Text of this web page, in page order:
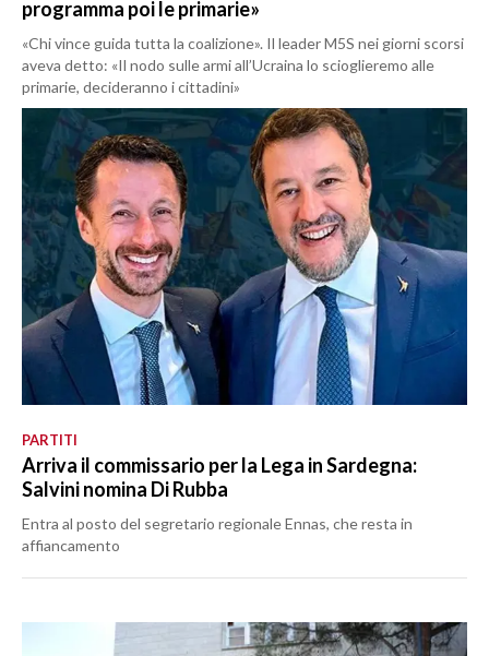
programma poi le primarie»
«Chi vince guida tutta la coalizione». Il leader M5S nei giorni scorsi
aveva detto: «Il nodo sulle armi all’Ucraina lo scioglieremo alle
primarie, decideranno i cittadini»
PARTITI
Arriva il commissario per la Lega in Sardegna:
Salvini nomina Di Rubba
Entra al posto del segretario regionale Ennas, che resta in
affiancamento